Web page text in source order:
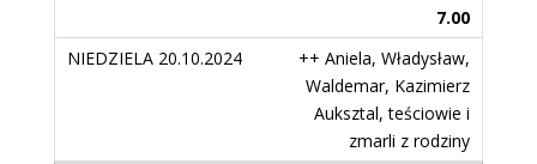
7.00
++ Aniela, Władysław,
Waldemar, Kazimierz
Auksztal, teściowie i
zmarli z rodziny